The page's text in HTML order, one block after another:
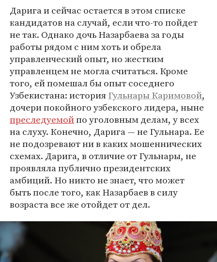
Дарига и сейчас остается в этом списке
кандидатов на случай, если что-то пойдет
не так. Однако дочь Назарбаева за годы
работы рядом с ним хоть и обрела
управленческий опыт, но жестким
управленцем не могла считаться. Кроме
того, ей помешал бы опыт соседнего
Узбекистана: историяГульнары Каримовой,
дочери покойного узбекского лидера, ныне
преследуемойпо уголовным делам, у всех
на слуху. Конечно, Дарига — не Гульнара. Ее
не подозревают ни в каких мошеннических
схемах. Дарига, в отличие от Гульнары, не
проявляла публично президентских
амбиций. Но никто не знает, что может
быть после того, как Назарбаев в силу
возраста все же отойдет от дел.